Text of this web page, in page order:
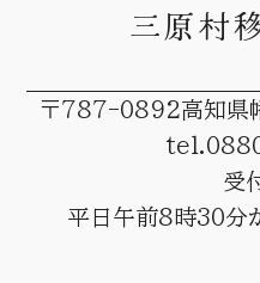
三原村
〒787-0892高知県
受
平日午前8時30分